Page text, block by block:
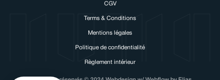
CGV
Terms & Conditions
Mentions légales
Politique de confidentialité
Règlement intérieur
need to use cookies to make our website work and to personalise